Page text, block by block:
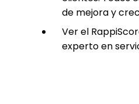
de mejora y
Ver el
experto en